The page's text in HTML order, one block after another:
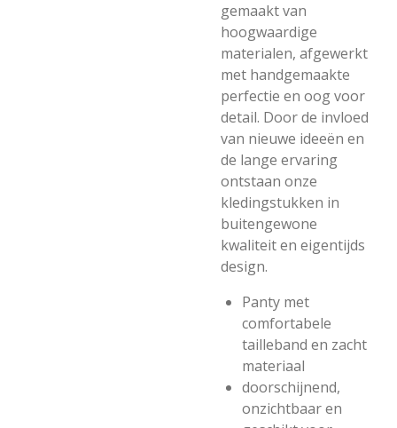
gemaakt van
hoogwaardige
materialen, afgewerkt
met handgemaakte
perfectie en oog voor
detail. Door de invloed
van nieuwe ideeën en
de lange ervaring
ontstaan onze
kledingstukken in
buitengewone
kwaliteit en eigentijds
design.
Panty met
comfortabele
tailleband en zacht
materiaal
doorschijnend,
onzichtbaar en